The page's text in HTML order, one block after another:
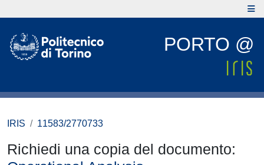
PORTO @
IRIS 11583/2770733
Richiedi una copia del documento: